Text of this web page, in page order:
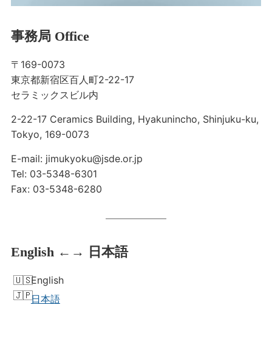
事務局 Office
〒169-0073
東京都新宿区百人町2-22-17
セラミックスビル内
2-22-17 Ceramics Building, Hyakunincho, Shinjuku-ku,
Tokyo, 169-0073
E-mail: jimukyoku@jsde.or.jp
Tel: 03-5348-6301
Fax: 03-5348-6280
English ←→ 日本語
English
日本語